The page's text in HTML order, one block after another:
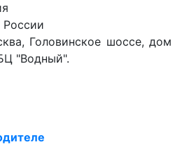
России
Головинское шоссе, дом
"Водный".